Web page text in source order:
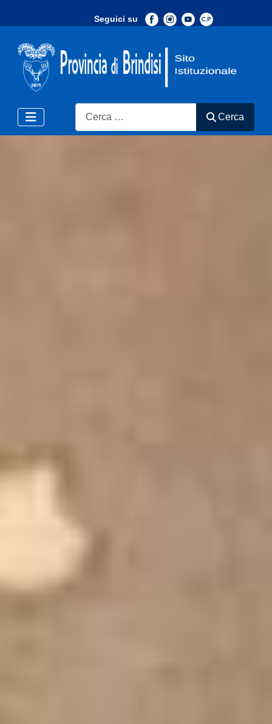
Seguici su
Search
Cerca